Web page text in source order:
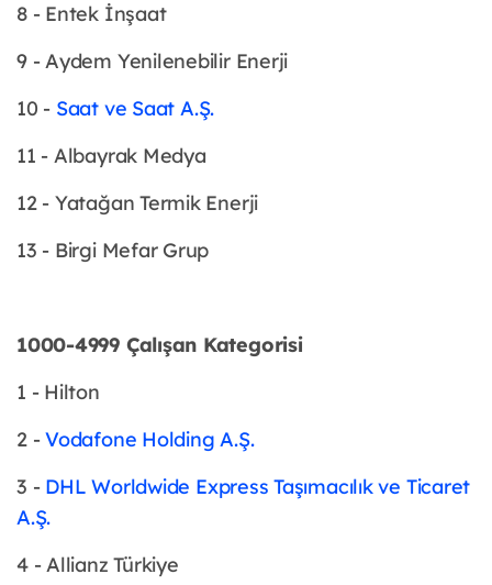
8 - Entek İnşaat
9 - Aydem Yenilenebilir Enerji
10 - Saat ve Saat A.Ş.
11 - Albayrak Medya
12 - Yatağan Termik Enerji
13 - Birgi Mefar Grup
1000-4999 Çalışan Kategorisi
1 - Hilton
2 -Vodafone Holding A.Ş.
3 - DHL Worldwide Express Taşımacılık ve Ticaret
A.Ş.
4 - Allianz Türkiye